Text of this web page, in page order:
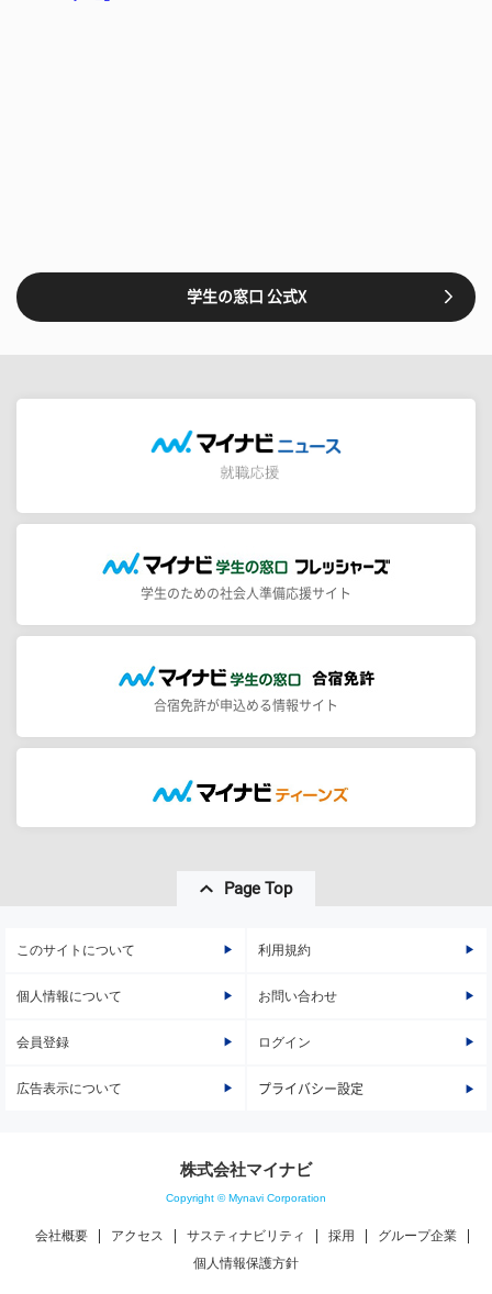
学生の窓口 公式X
学生のための社会人準備応援サイト
合宿免許が申込める情報サイト
Page Top
このサイトについて 利用規約
個人情報について お問い合わせ
会員登録 ログイン
広告表示について プライバシー設定
株式会社マイナビ
Copyright © Mynavi Corporation
会社概要 アクセス サスティナビリティ 採用
グループ企業
個人情報保護方針